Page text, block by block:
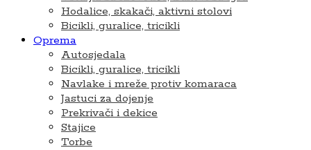
Hodalice, skakači, aktivni stolovi
Bicikli, guralice, tricikli
Oprema
Autosjedala
Bicikli, guralice, tricikli
Navlake i mreže protiv komaraca
Jastuci za dojenje
Prekrivači i dekice
Stajice
Torbe